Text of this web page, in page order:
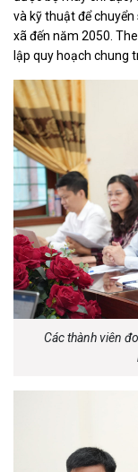
và kỹ thuật để
xã đến năm 2050.
lập quy hoạch chung
Các thành viên